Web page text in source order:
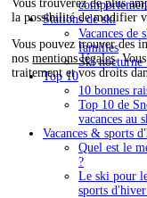
Vous trouverez de plus
la possibilité de modifier
Vous pouvez trouver des
nosmentions légales.
traitement et vos droits
Stations de ski
Vacances de
familles
Ski nocturne
Top 10
10 bonnes
Top 10 de
vacances au
Vacances & sports
Quel est le
?
Le ski pour
sports d'hiver